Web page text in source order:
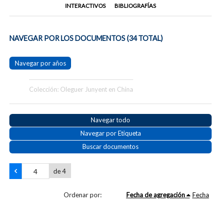
INTERACTIVOS
BIBLIOGRAFÍAS
NAVEGAR POR LOS DOCUMENTOS (34 TOTAL)
Navegar por años
Colección: Oleguer Junyent en China
Navegar todo
Navegar por Etiqueta
Buscar documentos
de 4
Ordenar por: Fecha de agregación Fecha